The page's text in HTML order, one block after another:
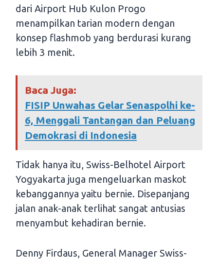
dari Airport Hub Kulon Progo
menampilkan tarian modern dengan
konsep flashmob yang berdurasi kurang
lebih 3 menit.
Baca Juga:
FISIP Unwahas Gelar Senaspolhi ke-
6, Menggali Tantangan dan Peluang
Demokrasi di Indonesia
Tidak hanya itu, Swiss-Belhotel Airport
Yogyakarta juga mengeluarkan maskot
kebanggannya yaitu bernie. Disepanjang
jalan anak-anak terlihat sangat antusias
menyambut kehadiran bernie.
Denny Firdaus, General Manager Swiss-